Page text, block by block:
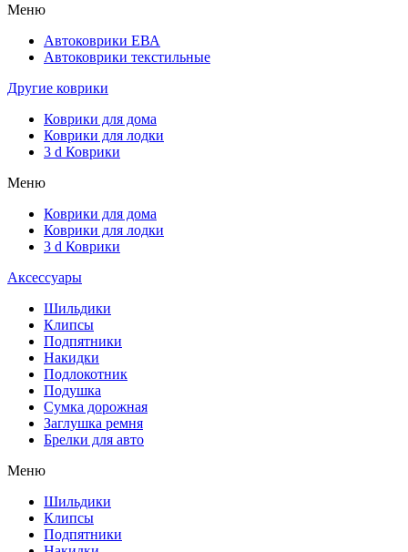
Меню
Автоковрики ЕВА
Автоковрики текстильные
Другие коврики
Коврики для дома
Коврики для лодки
3 d Коврики
Меню
Коврики для дома
Коврики для лодки
3 d Коврики
Аксессуары
Шильдики
Клипсы
Подпятники
Накидки
Подлокотник
Подушка
Сумка дорожная
Заглушка ремня
Брелки для авто
Меню
Шильдики
Клипсы
Подпятники